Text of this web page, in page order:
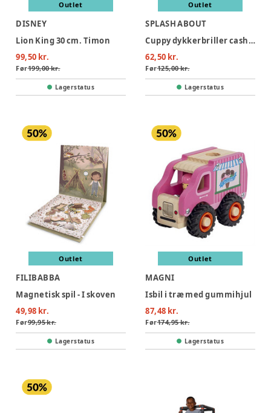
Outlet
DISNEY
Lion King 30 cm. Timon
99,50 kr.
Før199,00 kr.
Lagerstatus
Outlet
SPLASH ABOUT
Cuppy dykkerbriller cashmere- infant 2-6 years
62,50 kr.
Før125,00 kr.
Lagerstatus
Outlet
FILIBABBA
Magnetisk spil - I skoven
49,98 kr.
Før99,95 kr.
Lagerstatus
Outlet
MAGNI
Isbil i træ med gummihjul
87,48 kr.
Før174,95 kr.
Lagerstatus